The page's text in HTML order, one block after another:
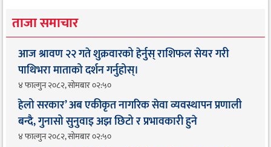
ताजा समाचार
आज श्रावण २२ गते शुक्रवारको हेर्नुस् राशिफल सेयर गरी
पाथिभरा माताको दर्शन गर्नुहोस्।
४ फाल्गुन २०८२, सोमबार ०२:५०
हेलो सरकार’ अब एकीकृत नागरिक सेवा व्यवस्थापन प्रणाली
बन्दै, गुनासो सुनुवाइ अझ छिटो र प्रभावकारी हुने
४ फाल्गुन २०८२, सोमबार ०२:५०